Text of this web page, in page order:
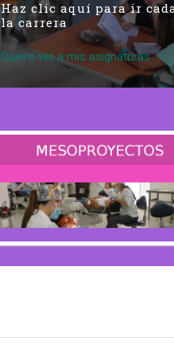
Haz clic aquí para ir
la carrera
Quiero ver a mis asignaturas